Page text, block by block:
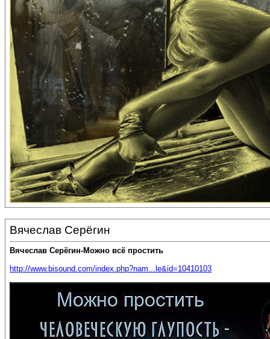
Вячеслав Серёгин
Вячеслав Серёгин-Можно всё простить
http://www.bisound.com/index.php?nam...le&id=10410103